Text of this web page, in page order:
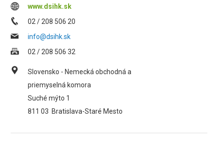
www.dsihk.sk
02 / 208 506 20
info@dsihk.sk
02 / 208 506 32
Slovensko - Nemecká obchodná a
priemyselná komora
Suché mýto 1
811 03 Bratislava-Staré Mesto